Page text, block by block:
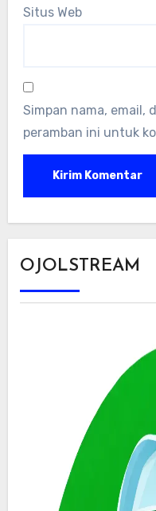
Situs Web
Simpan nama, email,
peramban ini untuk
OJOLSTREAM